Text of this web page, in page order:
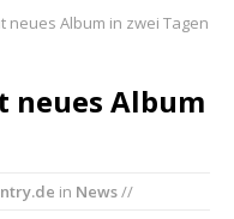
den ständigen
zu den größten Hits
Single „Late Night
neues Album in zwei Tagen
neues Album
in News//